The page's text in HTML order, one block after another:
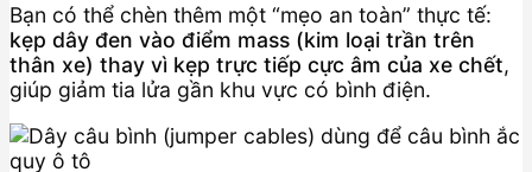
Bạn có thể chèn thêm một “mẹo an toàn” thực tế:
kẹp dây đen vào điểm mass (kim loại trần trên
thân xe) thay vì kẹp trực tiếp cực âm của xe chết,
giúp giảm tia lửa gần khu vực có bình điện.